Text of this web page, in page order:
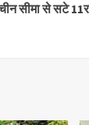
सीमा से सटे